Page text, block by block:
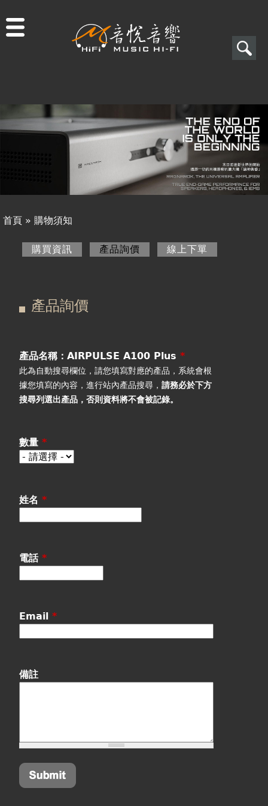
搜
表
單
搜
尋
商品一覽
二手專區
視聽專欄
購物須知
購買資訊
視聽室預約
線上商城
您
首頁 » 購物須知
引
標
購買資訊 產品詢價 (作用中頁籤)
線上下單
產品詢價
產品名稱：AIRPULSE A100 Plus*
此為自動搜尋欄位，請您填寫對應的產品，系統會根
據您填寫的內容，進行站內產品搜尋，請務必於下方
搜尋列選出產品 ，否則資料將不會被記錄。
數量*
姓名*
電話*
Email*
備註